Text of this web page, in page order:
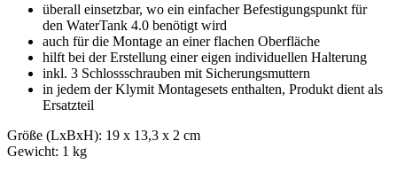
überall einsetzbar, wo ein einfacher Befestigungspunkt für
den WaterTank 4.0 benötigt wird
auch für die Montage an einer flachen Oberfläche
hilft bei der Erstellung einer eigen individuellen Halterung
inkl. 3 Schlossschrauben mit Sicherungsmuttern
in jedem der Klymit Montagesets enthalten, Produkt dient als
Ersatzteil
Größe (LxBxH): 19 x 13,3 x 2 cm
Gewicht: 1 kg